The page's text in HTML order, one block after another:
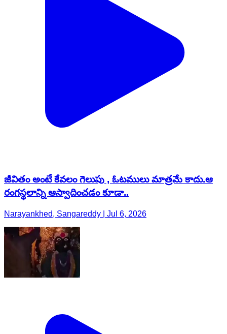
జీవితం అంటే కేవలం గెలుపు , ఓటములు మాత్రమే కాదు.ఆ
రంగస్థలాన్ని ఆస్వాదించడం కూడా..
Narayankhed, Sangareddy | Jul 6, 2026